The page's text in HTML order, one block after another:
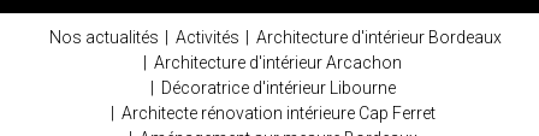
Nos actualités Activités
Architecture d'intérieur Bordeaux
Architecture d'intérieur Arcachon
Décoratrice d'intérieur Libourne
Architecte rénovation intérieure Cap Ferret